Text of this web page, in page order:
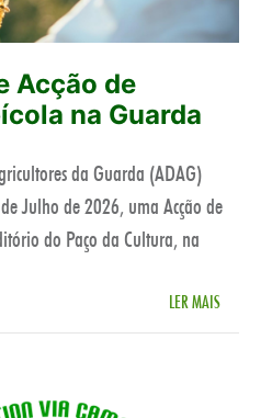
Acção de
na Guarda
da Guarda (ADAG)
Julho de 2026, uma Acção de
do Paço da Cultura, na
LER MAIS